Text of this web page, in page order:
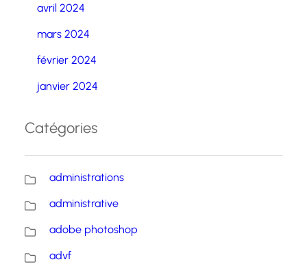
avril 2024
mars 2024
février 2024
janvier 2024
Catégories
administrations
administrative
adobe photoshop
advf